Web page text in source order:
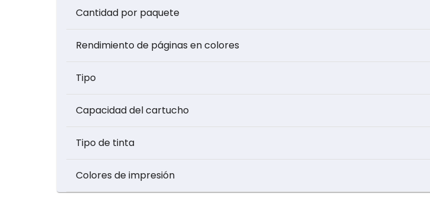
Cantidad por paquete
Rendimiento de páginas en colores
Tipo
Capacidad del cartucho
Tipo de tinta
Colores de impresión